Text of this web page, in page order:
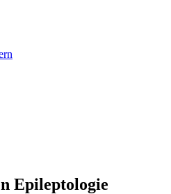
Epileptologie